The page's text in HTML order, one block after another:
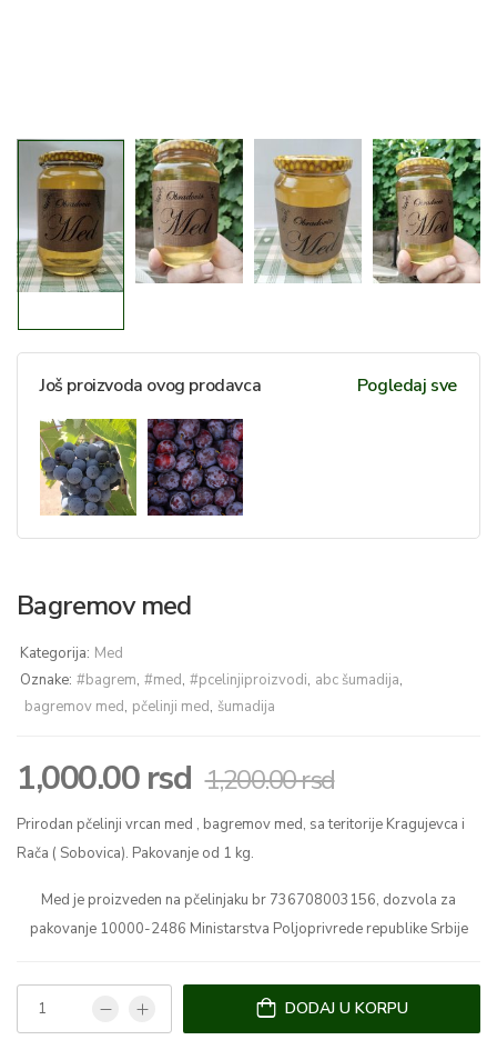
Još proizvoda ovog prodavca Pogledaj sve
Bagremov med
Kategorija: Med
Oznake: #bagrem, #med, #pcelinjiproizvodi, abc šumadija,
bagremov med, pčelinji med, šumadija
1,000.00rsd 1,200.00rsd
Prirodan pčelinji vrcan med , bagremov med, sa teritorije Kragujevca i
Rača ( Sobovica). Pakovanje od 1 kg.
Med je proizveden na pčelinjaku br 736708003156, dozvola za
pakovanje 10000-2486 Ministarstva Poljoprivrede republike Srbije
DODAJ U KORPU